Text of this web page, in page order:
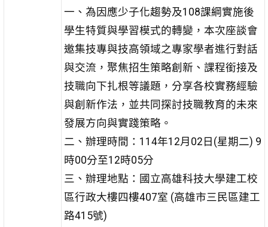
一、為因應少子化趨勢及108課綱實施後
學生特質與學習模式的轉變，本次座談會
邀集技專與技高領域之專家學者進行對話
與交流，聚焦招生策略創新、課程銜接及
技職向下扎根等議題，分享各校實務經驗
與創新作法，並共同探討技職教育的未來
發展方向與實踐策略。
二、辦理時間：114年12月02日(星期二) 9
時00分至12時05分
三、辦理地點：國立高雄科技大學建工校
區行政大樓四樓407室 (高雄市三民區建工
路415號)